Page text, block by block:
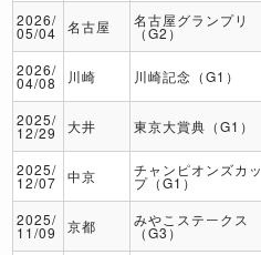
2026/
05/04 名古屋 名古屋グランプリ
（G2）
2026/
04/08 川崎 川崎記念（G1）
2025/
12/29 大井 東京大賞典（G1）
2025/
12/07 中京 チャンピオンズカッ
プ（G1）
2025/
11/09 京都 みやこステークス
（G3）